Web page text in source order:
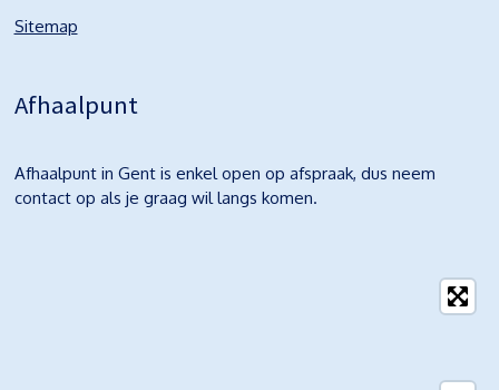
Sitemap
Afhaalpunt
Afhaalpunt in Gent is enkel open op afspraak, dus neem
contact op als je graag wil langs komen.